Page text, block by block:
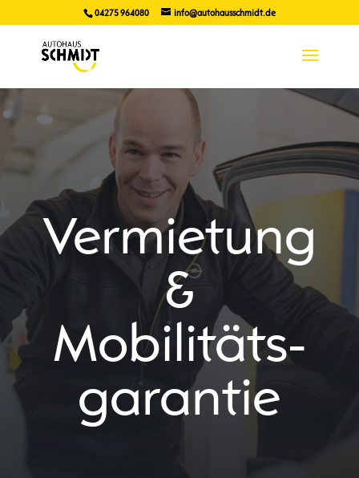
04275 964080 info@autohausschmidt.de
Ver­mietung
&
Mobilitäts­
garantie